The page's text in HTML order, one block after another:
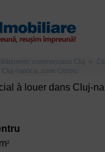
commerciaux Cluj
napoca, zone Centru
à louer dans Cluj-
2